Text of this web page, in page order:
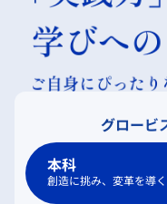
グロービ
本科
創造に挑み、変革を導